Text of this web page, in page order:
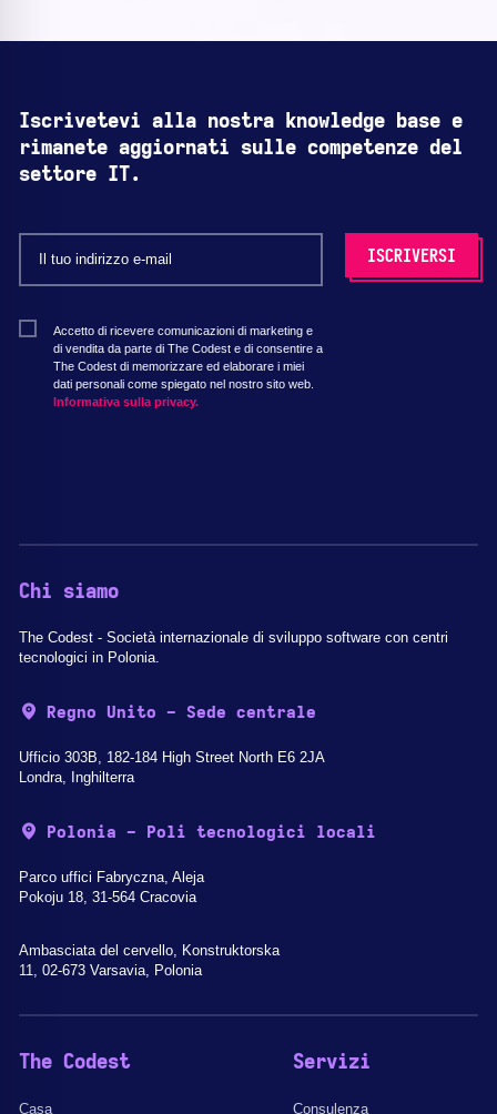
Iscrivetevi alla nostra knowledge base e
rimanete aggiornati sulle competenze del
settore IT.
Accetto di ricevere comunicazioni di marketing e
di vendita da parte di The Codest e di consentire a
The Codest di memorizzare ed elaborare i miei
dati personali come spiegato nel nostro sito web.
Informativa sulla privacy.
Chi siamo
The Codest - Società internazionale di sviluppo software con centri
tecnologici in Polonia.
Regno Unito - Sede centrale
Ufficio 303B, 182-184 High Street North E6 2JA
Londra, Inghilterra
Polonia - Poli tecnologici locali
Parco uffici Fabryczna, Aleja
Pokoju 18, 31-564 Cracovia
Ambasciata del cervello, Konstruktorska
11, 02-673 Varsavia, Polonia
The Codest
Casa
Servizi
Consulenza